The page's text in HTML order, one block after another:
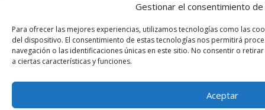
Gestionar el consentimiento de
Para ofrecer las mejores experiencias, utilizamos tecnologías como las
del dispositivo. El consentimiento de estas tecnologías nos permitirá
navegación o las identificaciones únicas en este sitio. No consentir o
a ciertas características y funciones.
Aceptar